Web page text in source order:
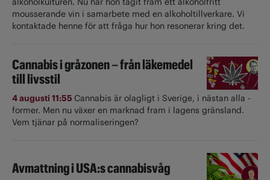
mousserande vin i samarbete med en alkoholtillverkare. Vi
kontaktade henne för att fråga hur hon resonerar kring det.
Cannabis i gråzonen – från läkemedel
till livsstil
4 augusti 11:55 Cannabis är olagligt i ­Sverige, i nästan alla ­
former. Men nu växer en marknad fram i lagens gränsland.
Vem tjänar på normaliseringen?
Avmattning i USA:s cannabisvåg